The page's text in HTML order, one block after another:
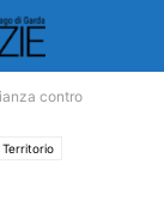
contro
Territorio